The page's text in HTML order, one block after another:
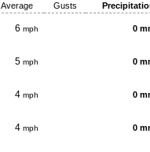
Average Gusts
6 mph 0
5 mph 0
4 mph 0
4 mph 0